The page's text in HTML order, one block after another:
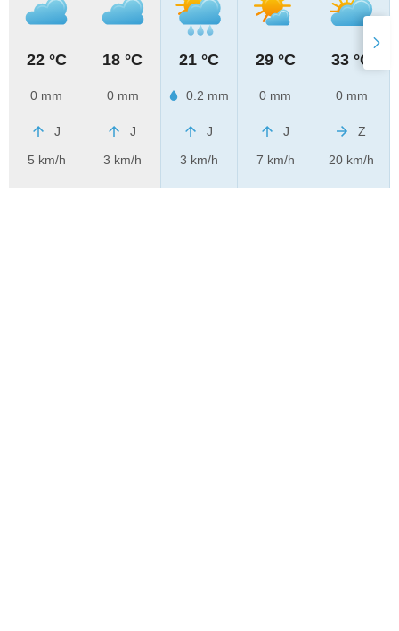
22 °C
0 mm
J
5 km/h
18 °C
0 mm
J
3 km/h
21 °C
0.2 mm
J
3 km/h
29 °C
0 mm
J
7 km/h
33 °C
0 mm
Z
20 km/h